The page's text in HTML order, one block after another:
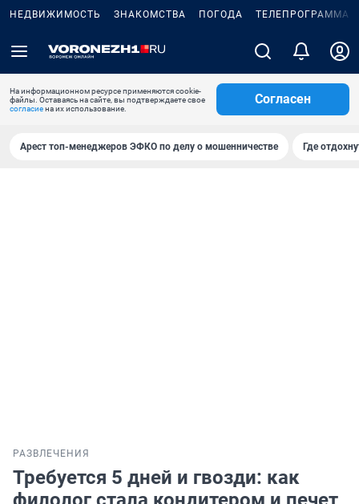
НЕДВИЖИМОСТЬ ЗНАКОМСТВА ПОГОДА ТЕЛЕПРОГРАММА
На информационном ресурсе применяются cookie-
файлы. Оставаясь на сайте, вы подтверждаете свое
согласиена их использование.
Согласен
Арест топ-менеджеров ЭФКО по делу о мошенничестве Где
РАЗВЛЕЧЕНИЯ
Требуется 5 дней и гвозди: как